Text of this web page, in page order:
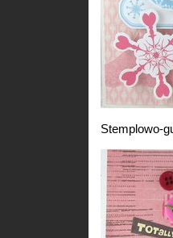
Stemplowo-